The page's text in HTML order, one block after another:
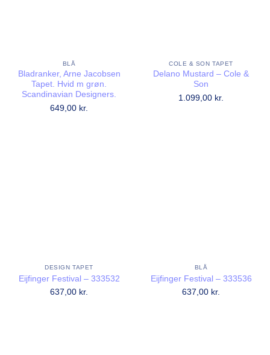
BLÅ
Bladranker, Arne Jacobsen
Tapet. Hvid m grøn.
Scandinavian Designers.
649,00 kr.
COLE & SON TAPET
Delano Mustard – Cole &
Son
1.099,00 kr.
DESIGN TAPET
Eijfinger Festival – 333532
637,00 kr.
BLÅ
Eijfinger Festival – 333536
637,00 kr.